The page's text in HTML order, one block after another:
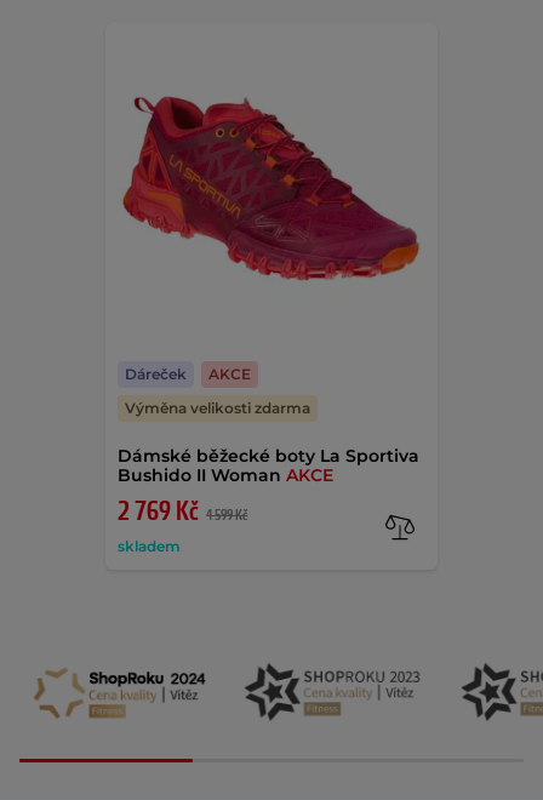
Dámské běžecké boty La Sportiva
Bushido II WomanAKCE
2 769 Kč 4 599 Kč
skladem
Dáreček
AKCE
Výměna velikosti zdarma